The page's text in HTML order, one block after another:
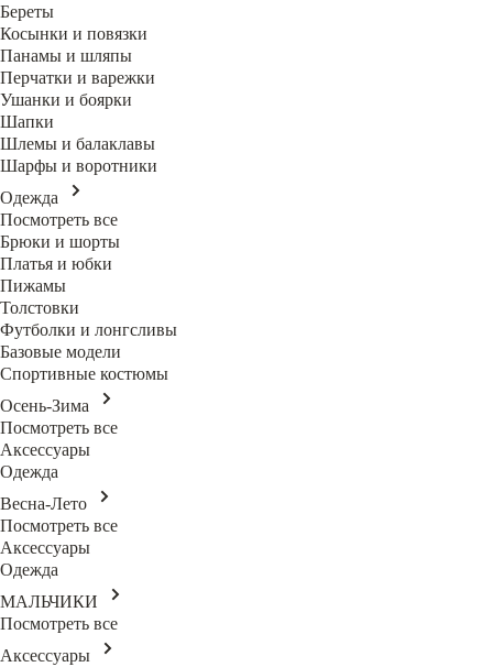
Береты
Косынки и повязки
Панамы и шляпы
Перчатки и варежки
Ушанки и боярки
Шапки
Шлемы и балаклавы
Шарфы и воротники
Одежда
Посмотреть все
Брюки и шорты
Платья и юбки
Пижамы
Толстовки
Футболки и лонгсливы
Базовые модели
Спортивные костюмы
Осень-Зима
Посмотреть все
Аксессуары
Одежда
Весна-Лето
Посмотреть все
Аксессуары
Одежда
МАЛЬЧИКИ
Посмотреть все
Аксессуары